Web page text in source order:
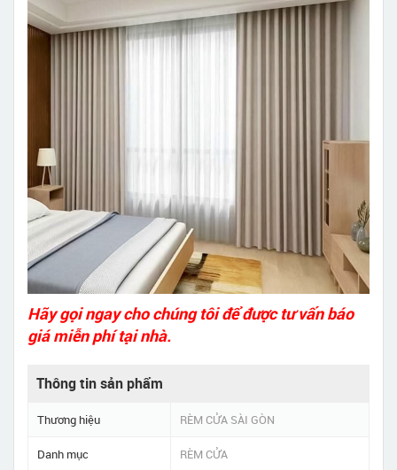
Hãy gọi ngay cho chúng tôi để được tư vấn báo
giá miễn phí tại nhà.
Thông tin sản phẩm
Thương hiệu RÈM CỬA SÀI GÒN
Danh mục RÈM CỬA